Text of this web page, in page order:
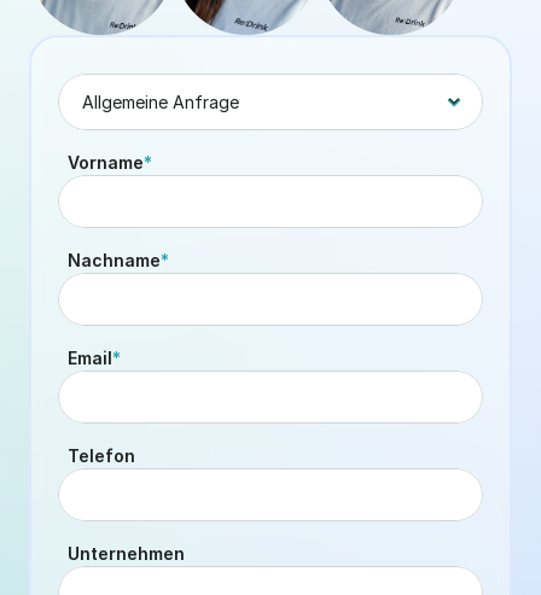
Vorname*
Nachname*
Email*
Telefon
Unternehmen